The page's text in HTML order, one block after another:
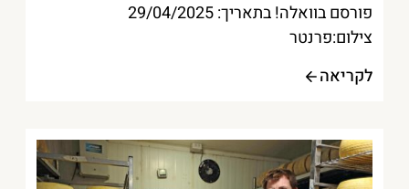
פורסם בוואלה! בתאריך: 29/04/2025
צילום:פרנטר
לקריאה